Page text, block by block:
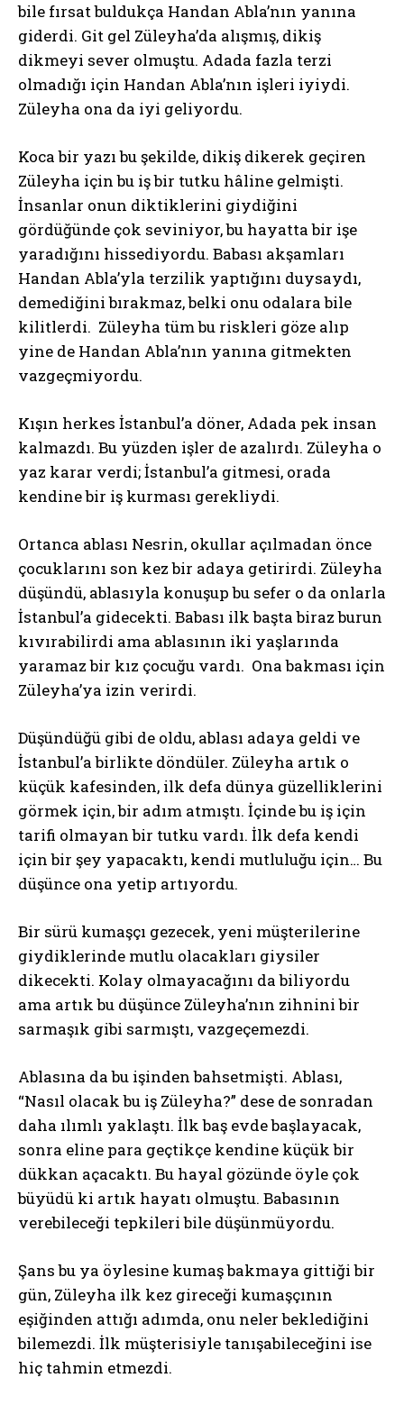
bile fırsat buldukça Handan Abla’nın yanına
giderdi. Git gel Züleyha’da alışmış, dikiş
dikmeyi sever olmuştu. Adada fazla terzi
olmadığı için Handan Abla’nın işleri iyiydi.
Züleyha ona da iyi geliyordu.
Koca bir yazı bu şekilde, dikiş dikerek geçiren
Züleyha için bu iş bir tutku hâline gelmişti.
İnsanlar onun diktiklerini giydiğini
gördüğünde çok seviniyor, bu hayatta bir işe
yaradığını hissediyordu. Babası akşamları
Handan Abla’yla terzilik yaptığını duysaydı,
demediğini bırakmaz, belki onu odalara bile
kilitlerdi. Züleyha tüm bu riskleri göze alıp
yine de Handan Abla’nın yanına gitmekten
vazgeçmiyordu.
Kışın herkes İstanbul’a döner, Adada pek insan
kalmazdı. Bu yüzden işler de azalırdı. Züleyha o
yaz karar verdi; İstanbul’a gitmesi, orada
kendine bir iş kurması gerekliydi.
Ortanca ablası Nesrin, okullar açılmadan önce
çocuklarını son kez bir adaya getirirdi. Züleyha
düşündü, ablasıyla konuşup bu sefer o da onlarla
İstanbul’a gidecekti. Babası ilk başta biraz burun
kıvırabilirdi ama ablasının iki yaşlarında
yaramaz bir kız çocuğu vardı. Ona bakması için
Züleyha’ya izin verirdi.
Düşündüğü gibi de oldu, ablası adaya geldi ve
İstanbul’a birlikte döndüler. Züleyha artık o
küçük kafesinden, ilk defa dünya güzelliklerini
görmek için, bir adım atmıştı. İçinde bu iş için
tarifi olmayan bir tutku vardı. İlk defa kendi
için bir şey yapacaktı, kendi mutluluğu için… Bu
düşünce ona yetip artıyordu.
Bir sürü kumaşçı gezecek, yeni müşterilerine
giydiklerinde mutlu olacakları giysiler
dikecekti. Kolay olmayacağını da biliyordu
ama artık bu düşünce Züleyha’nın zihnini bir
sarmaşık gibi sarmıştı, vazgeçemezdi.
Ablasına da bu işinden bahsetmişti. Ablası,
“Nasıl olacak bu iş Züleyha?” dese de sonradan
daha ılımlı yaklaştı. İlk baş evde başlayacak,
sonra eline para geçtikçe kendine küçük bir
dükkan açacaktı. Bu hayal gözünde öyle çok
büyüdü ki artık hayatı olmuştu. Babasının
verebileceği tepkileri bile düşünmüyordu.
Şans bu ya öylesine kumaş bakmaya gittiği bir
gün, Züleyha ilk kez gireceği kumaşçının
eşiğinden attığı adımda, onu neler beklediğini
bilemezdi. İlk müşterisiyle tanışabileceğini ise
hiç tahmin etmezdi.